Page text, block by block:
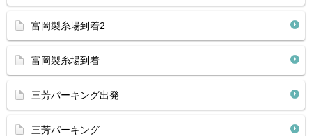
富岡製糸場到着2
富岡製糸場到着
三芳パーキング出発
三芳パーキング